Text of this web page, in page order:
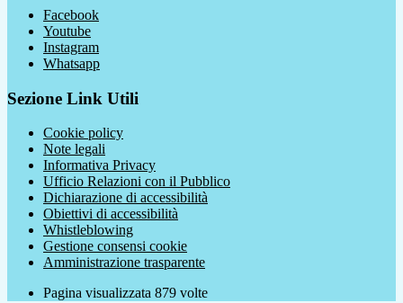
Facebook
Youtube
Instagram
Whatsapp
Sezione Link Utili
Cookie policy
Note legali
Informativa Privacy
Ufficio Relazioni con il Pubblico
Dichiarazione di accessibilità
Obiettivi di accessibilità
Whistleblowing
Gestione consensi cookie
Amministrazione trasparente
Pagina visualizzata 879 volte